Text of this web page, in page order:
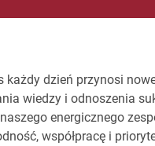
każdy dzień przynosi
wiedzy i odnoszenia
energicznego
współpracę i